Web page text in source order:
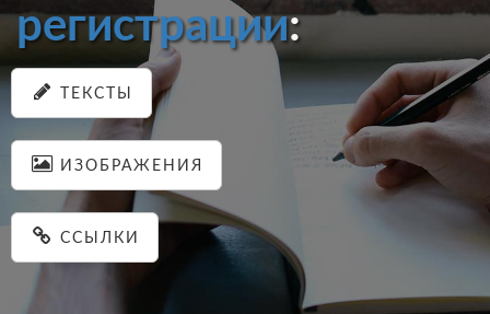
регистрации:
ТЕКСТЫ
ИЗОБРАЖЕНИЯ
ССЫЛКИ